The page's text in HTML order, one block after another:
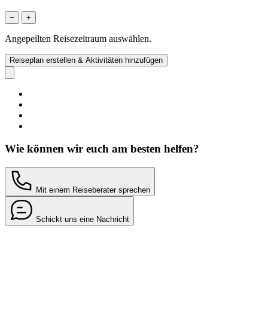
− +
Angepeilten Reisezeitraum auswählen.
Reiseplan erstellen & Aktivitäten hinzufügen
Wie können wir euch am besten helfen?
Mit einem Reiseberater sprechen
Schickt uns eine Nachricht